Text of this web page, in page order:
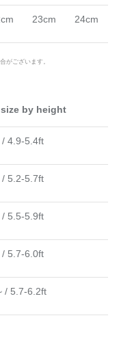
23cm 24cm
がございます。
size by height
4.9-5.4ft
5.2-5.7ft
5.5-5.9ft
5.7-6.0ft
/ 5.7-6.2ft